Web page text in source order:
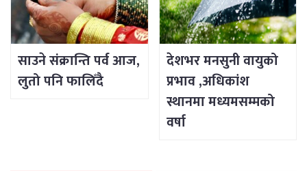
साउने संक्रान्ति पर्व आज,
लुतो पनि फालिँदै
देशभर मनसुनी वायुको
प्रभाव ,अधिकांश
स्थानमा मध्यमसम्मको
वर्षा